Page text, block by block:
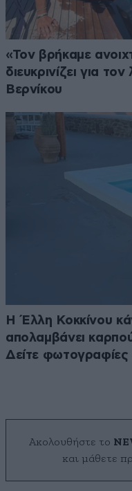
«Τον βρήκαμε
διευκρινίζει για
Βερνίκου
Η Έλλη Κοκκίνου
απολαμβάνει
Δείτε φωτογραφίες
Ακολουθήστε το
και μάθετε